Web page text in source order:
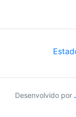
Desenvolvido por